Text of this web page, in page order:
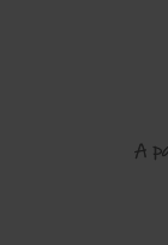
A